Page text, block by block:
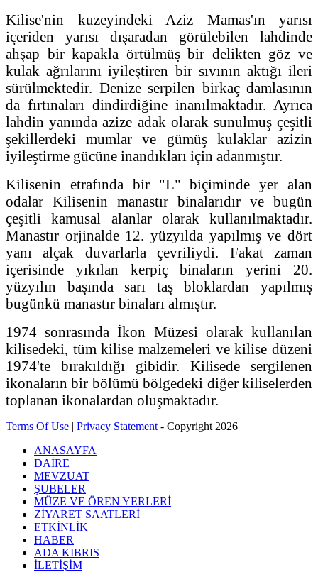
Kilise'nin kuzeyindeki Aziz Mamas'ın yarısı
içeriden yarısı dışaradan görülebilen lahdinde
ahşap bir kapakla örtülmüş bir delikten göz ve
kulak ağrılarını iyileştiren bir sıvının aktığı ileri
sürülmektedir. Denize serpilen birkaç damlasının
da fırtınaları dindirdiğine inanılmaktadır. Ayrıca
lahdin yanında azize adak olarak sunulmuş çeşitli
şekillerdeki mumlar ve gümüş kulaklar azizin
iyileştirme gücüne inandıkları için adanmıştır.
Kilisenin etrafında bir "L" biçiminde yer alan
odalar Kilisenin manastır binalarıdır ve bugün
çeşitli kamusal alanlar olarak kullanılmaktadır.
Manastır orjinalde 12. yüzyılda yapılmış ve dört
yanı alçak duvarlarla çevriliydi. Fakat zaman
içerisinde yıkılan kerpiç binaların yerini 20.
yüzyılın başında sarı taş bloklardan yapılmış
bugünkü manastır binaları almıştır.
1974 sonrasında İkon Müzesi olarak kullanılan
kilisedeki, tüm kilise malzemeleri ve kilise düzeni
1974'te bırakıldığı gibidir. Kilisede sergilenen
ikonaların bir bölümü bölgedeki diğer kiliselerden
toplanan ikonalardan oluşmaktadır.
Terms Of Use | Privacy Statement - Copyright 2026
ANASAYFA
DAİRE
MEVZUAT
ŞUBELER
MÜZE VE ÖREN YERLERİ
ZİYARET SAATLERİ
ETKİNLİK
HABER
ADA KIBRIS
İLETİŞİM